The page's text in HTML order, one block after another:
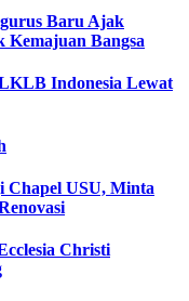
Baru Ajak
Bangsa
Indonesia Lewat
Chapel USU, Minta
Christi